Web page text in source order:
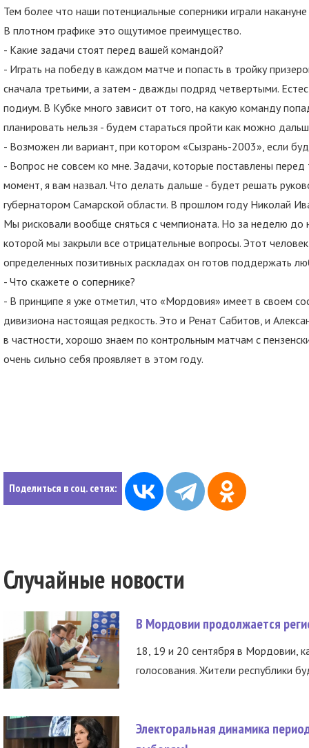
Тем более что наши потенциальные соперники играли
В плотном графике это ощутимое преимущество.
- Какие задачи стоят перед вашей командой?
- Играть на победу в каждом матче и попасть в тройку
сначала третьими, а затем - дважды подряд четвертыми.
подиум. В Кубке много зависит от того, на какую команду
планировать нельзя - будем стараться пройти как можно
- Возможен ли вариант, при котором «Сызрань-2003», если
- Вопрос не совсем ко мне. Задачи, которые поставлены
момент, я вам назвал. Что делать дальше - будет решать
губернатором Самарской области. В прошлом году Николай
Мы рисковали вообще сняться с чемпионата. Но за неделю
которой мы закрыли все отрицательные вопросы. Этот
определенных позитивных раскладах он готов поддержать
- Что скажете о сопернике?
- В принципе я уже отметил, что «Мордовия» имеет в своем
дивизиона настоящая редкость. Это и Ренат Сабитов, и
в частности, хорошо знаем по контрольным матчам с
очень сильно себя проявляет в этом году.
Поделиться в соц. сетях:
Случайные новости
В Мордовии продолжается
18, 19 и 20 сентября в Мордовии,
голосования. Жители республики
Электоральная динамика